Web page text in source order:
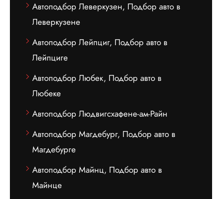
Автоподбор Леверкузен, Подбор авто в
Леверкузене
Автоподбор Лейпциг, Подбор авто в
Лейпциге
Автоподбор Любек, Подбор авто в
Любеке
Автоподбор Людвигсхафене-ам-Райн
Автоподбор Магдебург, Подбор авто в
Магдебурге
Автоподбор Майнц, Подбор авто в
Майнце